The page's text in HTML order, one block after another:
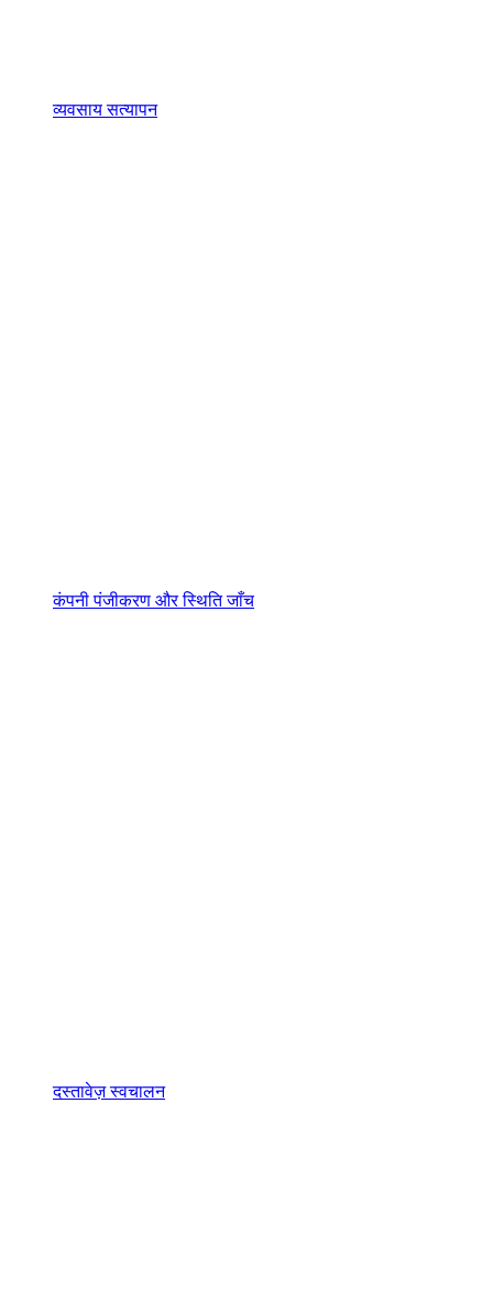
व्यवसाय सत्यापन
कंपनी पंजीकरण और स्थिति जाँच
दस्तावेज़ स्वचालन